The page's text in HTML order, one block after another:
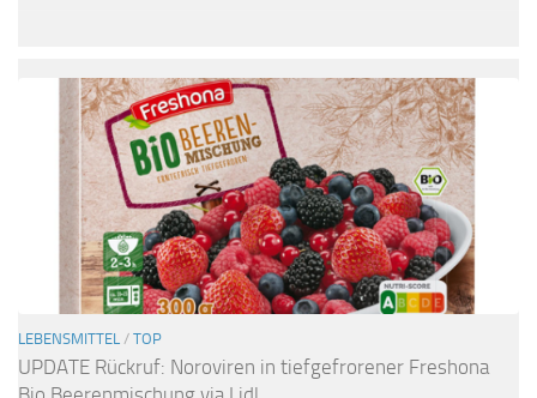
LEBENSMITTEL / TOP
UPDATE Rückruf: Noroviren in tiefgefrorener Freshona